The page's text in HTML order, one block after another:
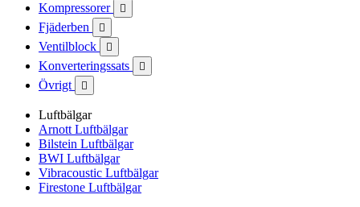
Kompressorer 
Fjäderben 
Ventilblock 
Konverteringssats 
Övrigt 
Luftbälgar
Arnott Luftbälgar
Bilstein Luftbälgar
BWI Luftbälgar
Vibracoustic Luftbälgar
Firestone Luftbälgar